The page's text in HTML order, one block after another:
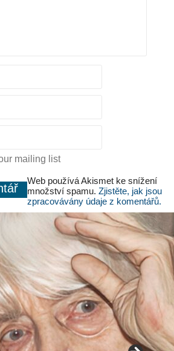
mailing list
Web používá Akismet ke snížení
množství spamu. Zjistěte, jak jsou
zpracovávány údaje z komentářů.